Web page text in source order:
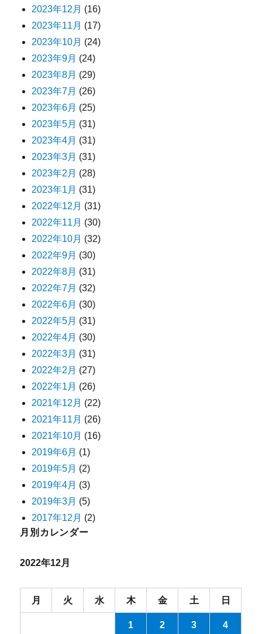
2023年12月 (16)
2023年11月 (17)
2023年10月 (24)
2023年9月 (24)
2023年8月 (29)
2023年7月 (26)
2023年6月 (25)
2023年5月 (31)
2023年4月 (31)
2023年3月 (31)
2023年2月 (28)
2023年1月 (31)
2022年12月 (31)
2022年11月 (30)
2022年10月 (32)
2022年9月 (30)
2022年8月 (31)
2022年7月 (32)
2022年6月 (30)
2022年5月 (31)
2022年4月 (30)
2022年3月 (31)
2022年2月 (27)
2022年1月 (26)
2021年12月 (22)
2021年11月 (26)
2021年10月 (16)
2019年6月 (1)
2019年5月 (2)
2019年4月 (3)
2019年3月 (5)
2017年12月 (2)
月別カレンダー
2022年12月
月 火 水 木 金 土 日
1 2 3 4